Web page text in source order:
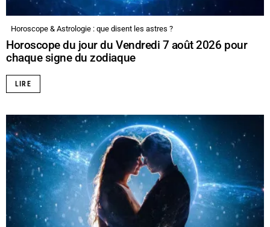
Horoscope & Astrologie : que disent les astres ?
Horoscope du jour du Vendredi 7 août 2026 pour
chaque signe du zodiaque
LIRE